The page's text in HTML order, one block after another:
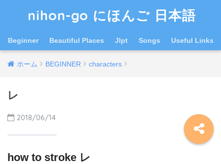
nihon-go にほんご 日本語
Beginner Beautiful Places Jlpt Songs Useful Links
ホーム BEGINNER characters
レ
2018/06/14
how to stroke レ